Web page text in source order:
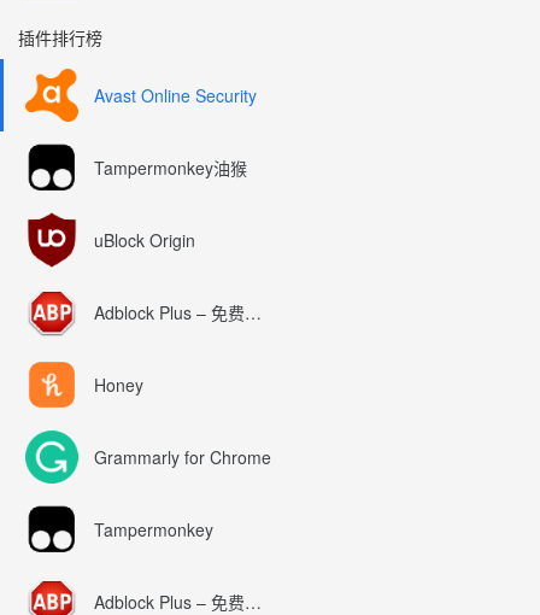
插件排行榜
Avast Online Security
Tampermonkey油猴
uBlock Origin
Adblock Plus – 免费的广告拦截器
Honey
Grammarly for Chrome
Tampermonkey
Adblock Plus – 免费的广告拦截器